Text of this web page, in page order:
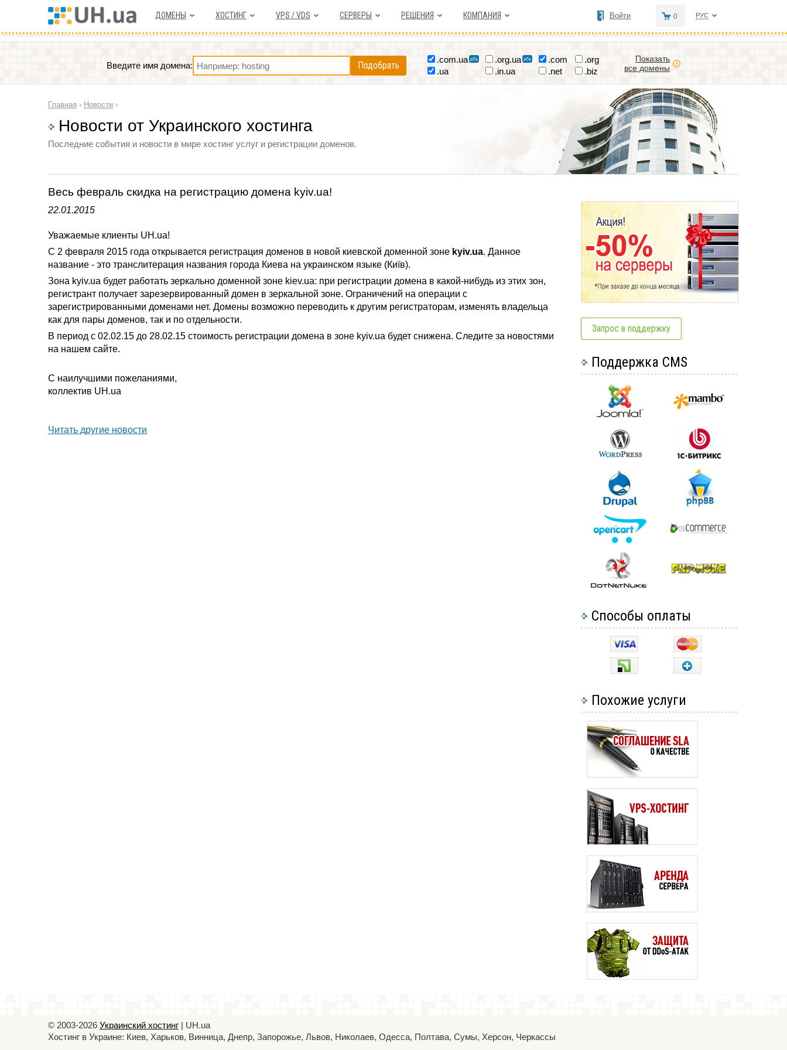
ДОМЕНЫ ХОСТИНГ VPS / VDS СЕРВЕРЫ РЕШЕНИЯ КОМПАНИЯ РУС
0
Войти
Введите имя домена: Подобрать
.com.ua .org.ua .com
.org
.ua
.in.ua .net .biz
Показать
все домены
Главная › Новости ›
Новости от Украинского хостинга
Последние события и новости в мире хостинг услуг и регистрации доменов.
Весь февраль скидка на регистрацию домена kyiv.ua!
22.01.2015
Уважаемые клиенты UH.ua!
С 2 февраля 2015 года открывается регистрация доменов в новой киевской доменной зоне kyiv.ua. Данное
название - это транслитерация названия города Киева на украинском языке (Київ).
Зона kyiv.ua будет работать зеркально доменной зоне kiev.ua: при регистрации домена в какой-нибудь из этих зон,
регистрант получает зарезервированный домен в зеркальной зоне. Ограничений на операции с
зарегистрированными доменами нет. Домены возможно переводить к другим регистраторам, изменять владельца
как для пары доменов, так и по отдельности.
В период с 02.02.15 до 28.02.15 стоимость регистрации домена в зоне kyiv.ua будет снижена. Следите за новостями
на нашем сайте.
С наилучшими пожеланиями,
коллектив UH.ua
Читать другие новости
Запрос в поддержку
Поддержка CMS
Способы оплаты
Похожие услуги
© 2003-2026 Украинский хостинг | UH.ua
Хостинг в Украине: Киев, Харьков, Винница, Днепр, Запорожье, Львов, Николаев, Одесса, Полтава, Сумы, Херсон, Черкассы